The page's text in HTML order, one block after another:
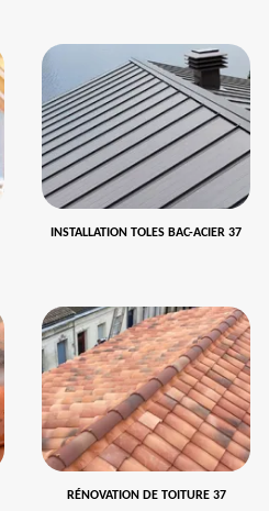
INSTALLATION TOLES BAC-ACIER 37
RÉNOVATION DE TOITURE 37